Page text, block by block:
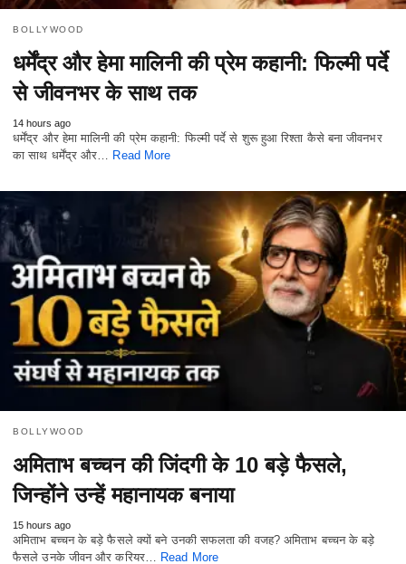
BOLLYWOOD
धर्मेंद्र और हेमा मालिनी की प्रेम कहानी: फिल्मी पर्दे
से जीवनभर के साथ तक
14 hours ago
धर्मेंद्र और हेमा मालिनी की प्रेम कहानी: फिल्मी पर्दे से शुरू हुआ रिश्ता कैसे बना जीवनभर
का साथ धर्मेंद्र और…
Read More
BOLLYWOOD
अमिताभ बच्चन की जिंदगी के 10 बड़े फैसले,
जिन्होंने उन्हें महानायक बनाया
15 hours ago
अमिताभ बच्चन के बड़े फैसले क्यों बने उनकी सफलता की वजह? अमिताभ बच्चन के बड़े
फैसले उनके जीवन और करियर… Read More